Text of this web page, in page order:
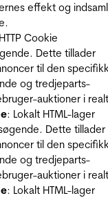
effekt og
Cookie
Dette tillader
til den
og tredjeparts-
auktioner i
: Lokalt HTML-lager
Dette tillader
til den
og tredjeparts-
auktioner i
: Lokalt HTML-lager